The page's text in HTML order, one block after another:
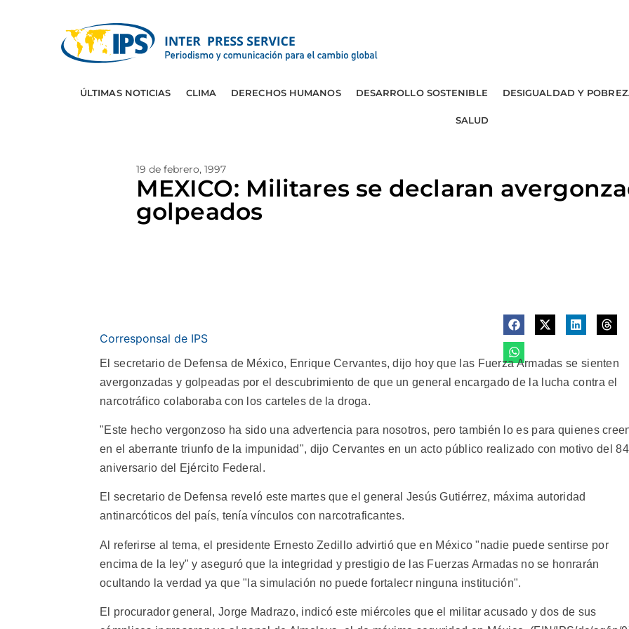
ÚLTIMAS NOTICIAS CLIMA DERECHOS HUMANOS DESARROLLO SOSTENIBLE DESIGUALDAD Y
SALUD
19 de febrero, 1997
MEXICO: Militares se declaran
golpeados
Corresponsal de IPS
El secretario de Defensa de México, Enrique Cervantes, dijo hoy que las Fuerza Armadas se sienten
avergonzadas y golpeadas por el descubrimiento de que un general encargado de la lucha contra el
narcotráfico colaboraba con los carteles de la droga.
"Este hecho vergonzoso ha sido una advertencia para nosotros, pero también lo es para quienes
en el aberrante triunfo de la impunidad", dijo Cervantes en un acto público realizado con motivo del 84
aniversario del Ejército Federal.
El secretario de Defensa reveló este martes que el general Jesús Gutiérrez, máxima autoridad
antinarcóticos del país, tenía vínculos con narcotraficantes.
Al referirse al tema, el presidente Ernesto Zedillo advirtió que en México "nadie puede sentirse por
encima de la ley" y aseguró que la integridad y prestigio de las Fuerzas Armadas no se honrarán
ocultando la verdad ya que "la simulación no puede fortalecr ninguna institución".
El procurador general, Jorge Madrazo, indicó este miércoles que el militar acusado y dos de sus